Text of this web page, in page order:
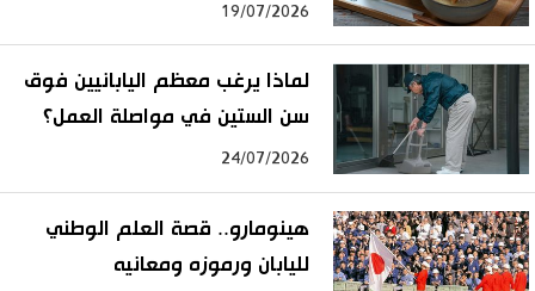
19/07/2026
لماذا يرغب معظم اليابانيين فوق
سن الستين في مواصلة العمل؟
24/07/2026
هينومارو.. قصة العلم الوطني
لليابان ورموزه ومعانيه